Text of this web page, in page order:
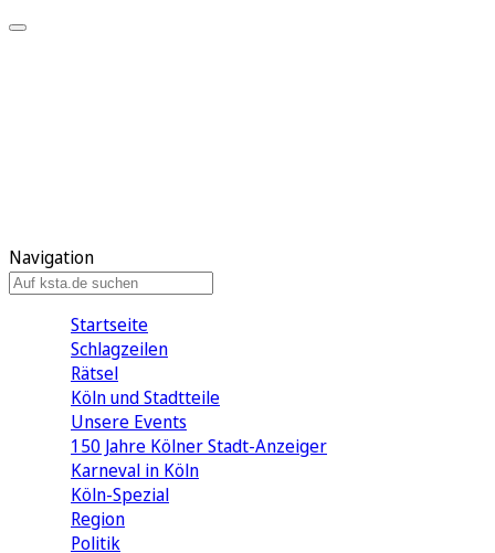
Navigation
Startseite
Schlagzeilen
Rätsel
Köln und Stadtteile
Unsere Events
150 Jahre Kölner Stadt-Anzeiger
Karneval in Köln
Köln-Spezial
Region
Politik